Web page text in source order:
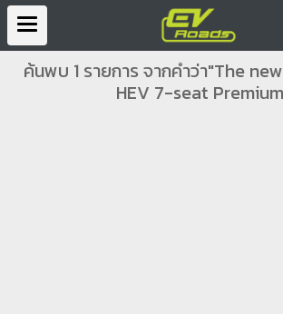
ค้นพบ 1 รายการ จากคำว่า"The
HEV 7-seat